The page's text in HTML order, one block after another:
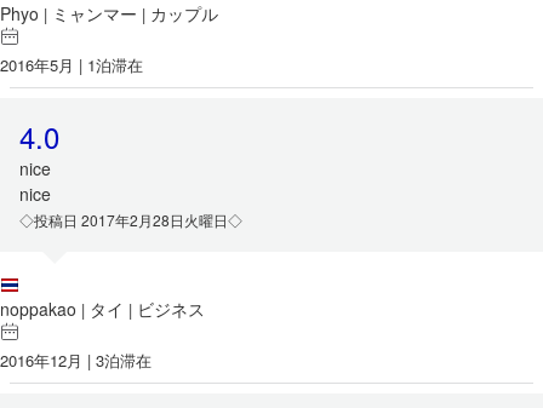
Phyo | ミャンマー | カップル
2016年5月 | 1泊滞在
4.0
nice
nice
◇投稿日 2017年2月28日火曜日◇
noppakao | タイ | ビジネス
2016年12月 | 3泊滞在